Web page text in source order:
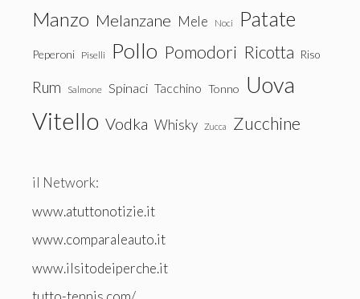
Manzo Melanzane Mele Noci Patate
Peperoni Piselli Pollo Pomodori Ricotta Riso
Rum Salmone Spinaci Tacchino Tonno Uova
Vitello Vodka Whisky Zucca Zucchine
il Network:
www.atuttonotizie.it
www.comparaleauto.it
www.ilsitodeiperche.it